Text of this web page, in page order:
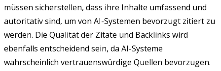
müssen sicherstellen, dass ihre Inhalte umfassend und
autoritativ sind, um von AI-Systemen bevorzugt zitiert zu
werden. Die Qualität der Zitate und Backlinks wird
ebenfalls entscheidend sein, da AI-Systeme
wahrscheinlich vertrauenswürdige Quellen bevorzugen.